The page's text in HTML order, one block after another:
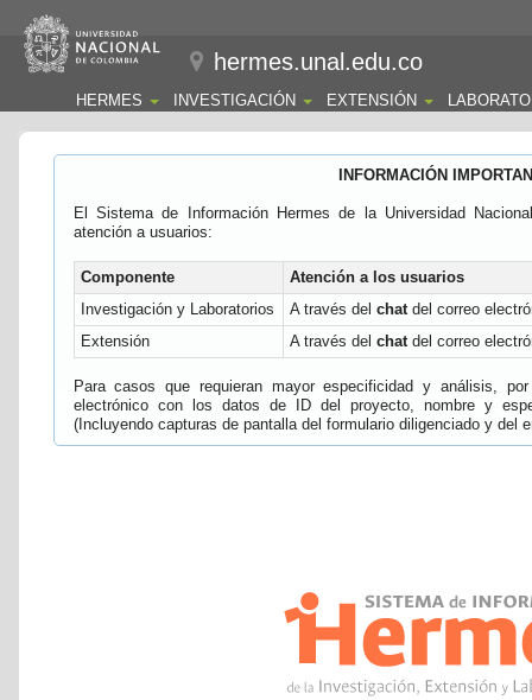
hermes.unal.edu.co
HERMES INVESTIGACIÓN EXTENSIÓN
INFORMACIÓN
El Sistema de Información Hermes de la Universidad
atención a usuarios:
Componente
Atención a los usuarios
Investigación y Laboratorios
A través del chatdel correo
Extensión
A través del chatdel correo
Para casos que requieran mayor especificidad y análisis,
electrónico con los datos de ID del proyecto, nombre y
(Incluyendo capturas de pantalla del formulario diligenciado y del